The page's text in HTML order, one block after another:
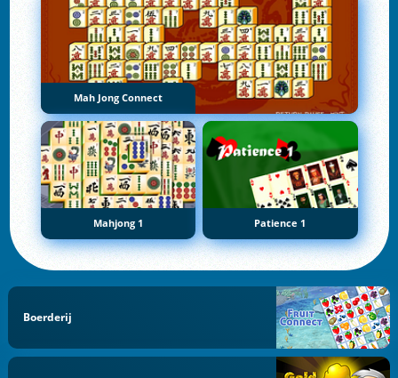
Mah Jong Connect
Mahjong 1 Patience 1
Boerderij